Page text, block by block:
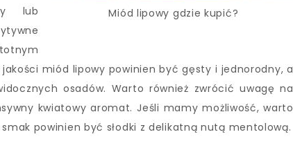
Miód lipowy gdzie kupić?
lub
miód lipowy powinien być gęsty i jednorodny, a
osadów. Warto również zwrócić uwagę na
kwiatowy aromat. Jeśli mamy możliwość, warto
powinien być słodki z delikatną nutą mentolową.